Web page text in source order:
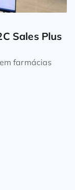
Sales Plus
farmácias